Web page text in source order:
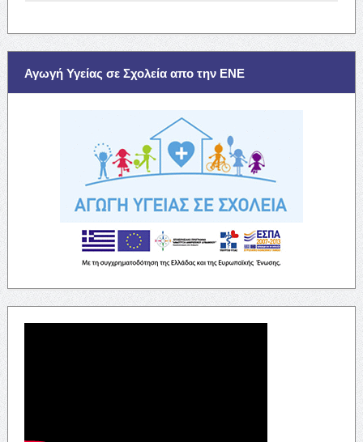
Αγωγή Υγείας σε Σχολεία απο την ΕΝΕ